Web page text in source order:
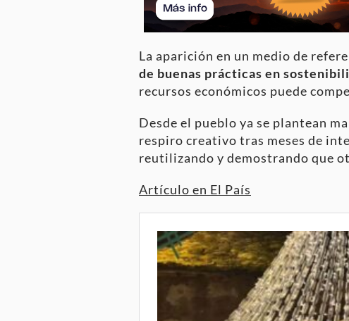
La aparición en un medio de
de buenas prácticas en
recursos económicos puede
Desde el pueblo ya se plantean
respiro creativo tras meses de
reutilizando y demostrando que
Artículo en El País